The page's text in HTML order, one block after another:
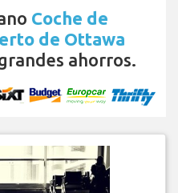
Coche de
de Ottawa
ahorros.